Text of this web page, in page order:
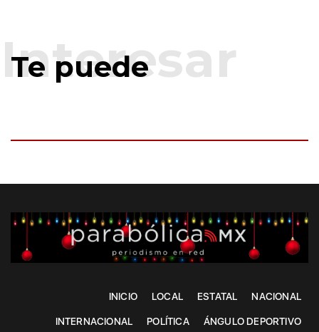
Te puede
INICIO LOCAL ESTATAL NACIONAL
INTERNACIONAL POLÍTICA ÁNGULO DEPORTIVO